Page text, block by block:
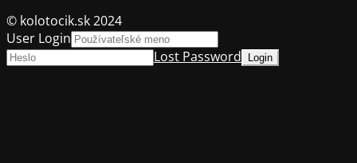
© kolotocik.sk 2024
User Login
Lost Password